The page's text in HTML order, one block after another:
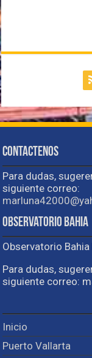
Contactenos
Para dudas,
siguiente correo:
Observatorio Bahia
Observatorio
Para dudas,
siguiente correo:
Inicio
Puerto Vallarta